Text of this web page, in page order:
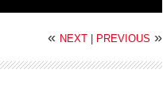
« NEXT PREVIOUS »